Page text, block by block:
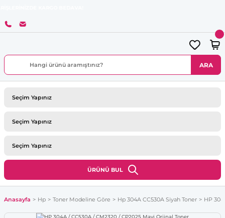
ARA
ÜRÜNÜ BUL
Anasayfa Hp Toner Modeline Göre Hp 304A CC530A Siyah Toner HP